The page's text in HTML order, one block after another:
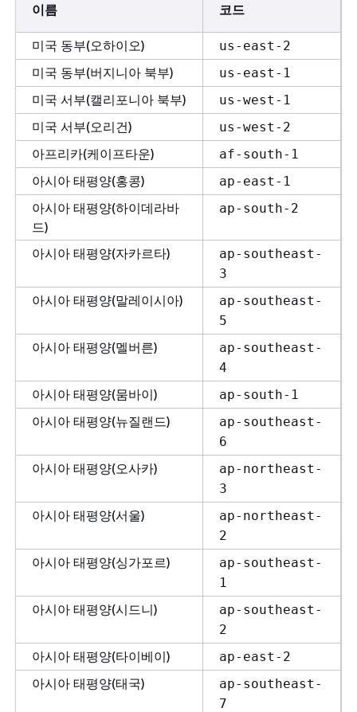
이름 코드
미국 동부(오하이오) us-east-2
미국 동부(버지니아 북부) us-east-1
미국 서부(캘리포니아 북부) us-west-1
미국 서부(오리건) us-west-2
아프리카(케이프타운) af-south-1
아시아 태평양(홍콩) ap-east-1
아시아 태평양(하이데라바
드)
ap-south-2
아시아 태평양(자카르타)
ap-southeast-
3
아시아 태평양(말레이시아)
ap-southeast-
5
아시아 태평양(멜버른)
ap-southeast-
4
아시아 태평양(뭄바이) ap-south-1
아시아 태평양(뉴질랜드)
ap-southeast-
6
아시아 태평양(오사카)
ap-northeast-
3
아시아 태평양(서울)
ap-northeast-
2
아시아 태평양(싱가포르)
ap-southeast-
1
아시아 태평양(시드니)
ap-southeast-
2
아시아 태평양(타이베이) ap-east-2
아시아 태평양(태국)
ap-southeast-
7